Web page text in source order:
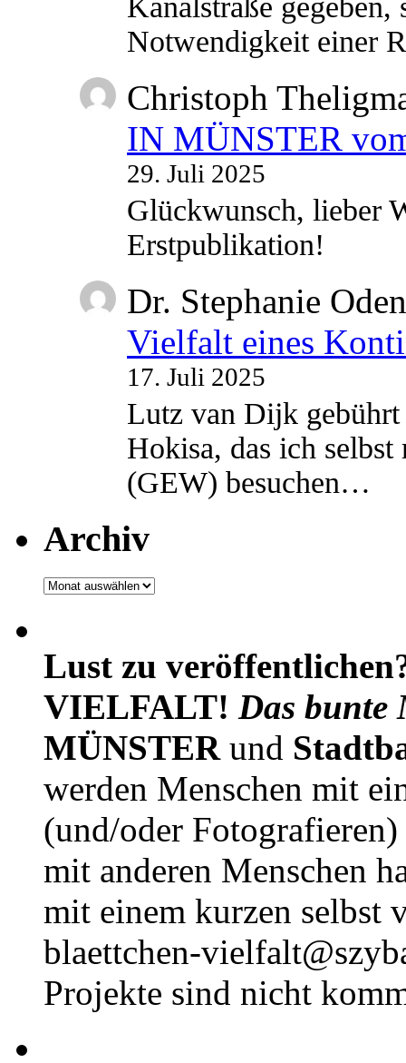
Kanalstraße
Notwendigkeit einer
Christoph
IN MÜNSTER
29. Juli 2025
Glückwunsch, lieber
Erstpublikation!
Dr. Stephanie
Vielfalt eines
17. Juli 2025
Lutz van Dijk
Hokisa, das ich
(GEW) besuchen…
Archiv
Archiv
Lust zu
VIELFALT! Das bunte
MÜNSTERund
werden Menschen mit
(und/oder
mit anderen Menschen
mit einem kurzen selbst
blaettchen-
Projekte sind nicht